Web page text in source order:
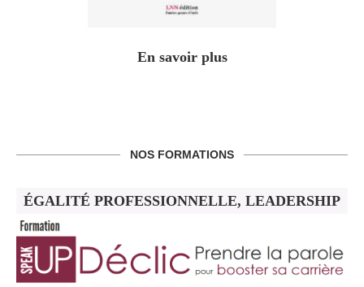
En savoir plus
NOS FORMATIONS
ÉGALITÉ PROFESSIONNELLE, LEADERSHIP